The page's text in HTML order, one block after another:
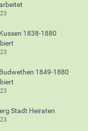
1838-1880
1849-1880
Stadt Heiraten